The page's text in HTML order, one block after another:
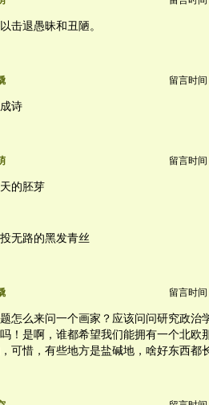
击退愚昧和丑陋。
留言时间
诗
留言时间
的胚芽
无路的黑发青丝
留言时间
怎么来问一个画家？应该问问研究政治
！是啊，谁都希望我们能拥有一个北欧
可惜，有些地方是盐碱地，啥好东西都